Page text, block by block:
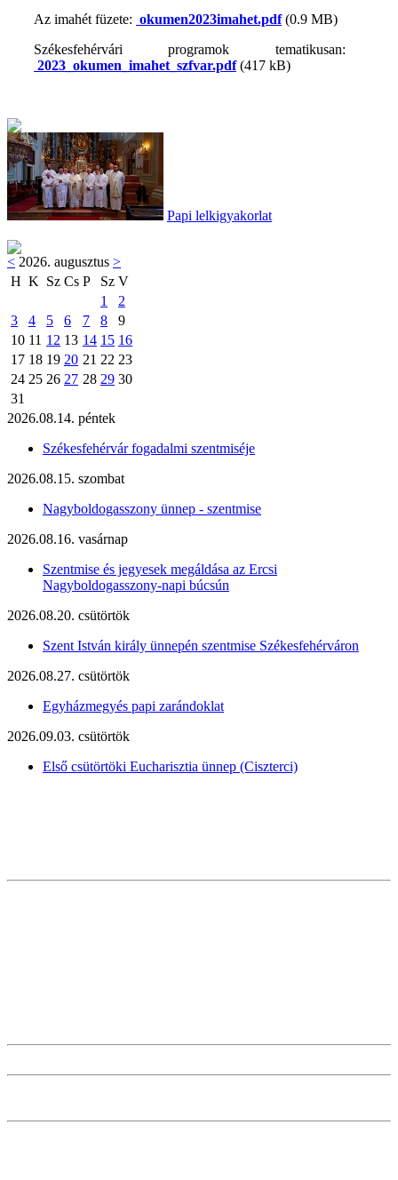
Az imahét füzete: okumen2023imahet.pdf(0.9 MB)
Székesfehérvári programok tematikusan:
2023_okumen_imahet_szfvar.pdf(417 kB)
Papi lelkigyakorlat
< 2026. augusztus >
H K Sz Cs P Sz V
1
2
3
4 5 6 7 8
9
10 11 12 13 14 15 16
17 18 19 20 21 22 23
24 25 26 27 28 29 30
31
2026.08.14. péntek
Székesfehérvár fogadalmi szentmiséje
2026.08.15. szombat
Nagyboldogasszony ünnep - szentmise
2026.08.16. vasárnap
Szentmise és jegyesek megáldása az Ercsi
Nagyboldogasszony-napi búcsún
2026.08.20. csütörtök
Szent István király ünnepén szentmise Székesfehérváron
2026.08.27. csütörtök
Egyházmegyés papi zarándoklat
2026.09.03. csütörtök
Első csütörtöki Eucharisztia ünnep (Ciszterci)